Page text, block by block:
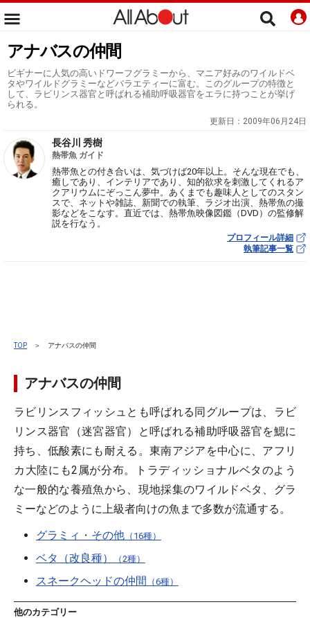
アナバスの仲間
ビギナーに人気の高いドワーフグラミーから、マニア好みのワイルドベ
タやワイルドグラミーなどバラエティーに富む。このグループの特徴と
して、ラビリンス器官と呼ばれる補助呼吸器官をエラに持つことが挙げ
られる。
更新日： 2009年06月24日
長谷川 秀樹
熱帯魚 ガイド
熱帯魚との付き合いは、気づけば20年以上。そんな現在でも、
癒しであり、インテリアであり、知的欲求を刺激してくれるア
クアリウムにぞっこん夢中。あくまでも趣味人としてのスタン
スで、ネットや雑誌、新聞での執筆、ラジオ出演、熱帯魚の撮
影などをこなす。直近では、熱帯魚映像図鑑（DVD）の監修解
説を行なう。
プロフィール詳細
執筆記事一覧
TOP ＞ アナバスの仲間
アナバスの仲間
ラビリンスフィッシュとも呼ばれる同グループは、ラビ
リンス器官（迷宮器官）と呼ばれる補助呼吸器官を鰓に
持ち、低酸素にも耐える。東南アジアを中心に、アフリ
カ大陸にも2属が分布。トラディッショナルベタのよう
な一般的な養殖魚から、現地採集のワイルドベタ、グラ
ミーなどのように上級者向けの魚まで多数が流通する。
グラミィ・その他（16種）
ベタ（改良種） （2種）
スネークヘッドの仲間 （6種）
他のカテゴリー